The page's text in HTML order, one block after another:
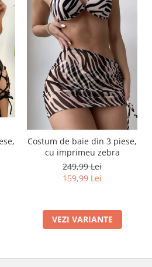
Costum de baie din 3 piese,
cu imprimeu zebra
249,99 Lei
159,99 Lei
VEZI VARIANTE